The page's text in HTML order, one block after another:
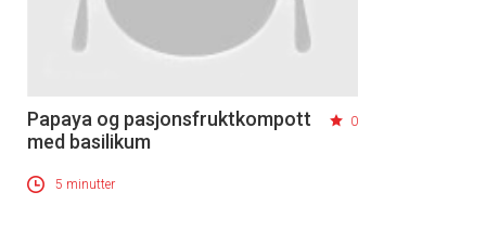
Papaya og pasjonsfruktkompott
med basilikum
0
5 minutter